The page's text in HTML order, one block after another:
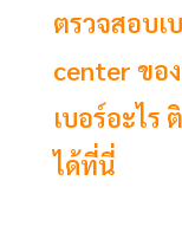
ตรวจสอบเ
center ขอ
เบอร์อะไร
ได้ที่นี่